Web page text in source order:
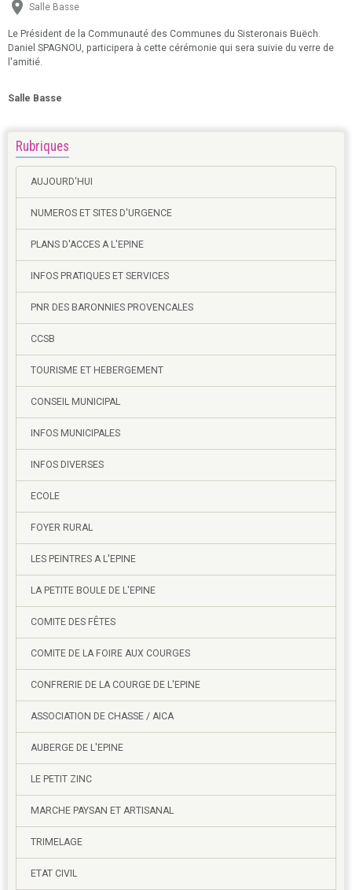
Salle Basse
Le Président de la Communauté des Communes du Sisteronais Buëch.
Daniel SPAGNOU, participera à cette cérémonie qui sera suivie du verre de
l'amitié.
Salle Basse
Rubriques
AUJOURD'HUI
NUMEROS ET SITES D'URGENCE
PLANS D'ACCES A L'EPINE
INFOS PRATIQUES ET SERVICES
PNR DES BARONNIES PROVENCALES
CCSB
TOURISME ET HEBERGEMENT
CONSEIL MUNICIPAL
INFOS MUNICIPALES
INFOS DIVERSES
ECOLE
FOYER RURAL
LES PEINTRES A L'EPINE
LA PETITE BOULE DE L'EPINE
COMITE DES FÊTES
COMITE DE LA FOIRE AUX COURGES
CONFRERIE DE LA COURGE DE L'EPINE
ASSOCIATION DE CHASSE / AICA
AUBERGE DE L'EPINE
LE PETIT ZINC
MARCHE PAYSAN ET ARTISANAL
TRIMELAGE
ETAT CIVIL